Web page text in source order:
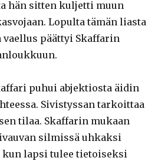
hän sitten kuljetti muun
Lopulta tämän liasta
vaellus päättyi Skaffarin
puhui abjektiosta äidin
Sivistyssan tarkoittaa
tilaa. Skaffarin mukaan
silmissä uhkaksi
kun lapsi tulee tietoiseksi